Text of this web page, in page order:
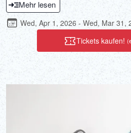
traditionellen japanischen Hogushi-
nicht nur als Alltagsgegenstände,
Kunstgegenstände beliebt. Mont
handwerkliche
Fertigung dieser Miniatur-
die Kunst der
und sorgfältigen Handarbeit.
Mehr lesen
Wed, Apr 1, 2026 - Wed, Mar 31,
Tickets kaufen!